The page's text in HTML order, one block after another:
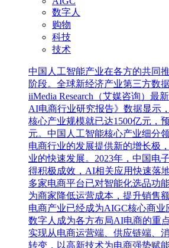
数字人
购物
科技
技术
中国人工智能产业在各方的共同
阶段。全球新经济产业第三方数
iiMedia Research（艾媒咨询）最
AI电商行业研究报告》数据显示
核心产业规模就已达1500亿元，
元。中国人工智能核心产业细分
电商行业的发展提供新的增长极
业的快速发展。2023年，中国电
得积极成效，AI相关应用快速落
多家电商平台已对智能化选品功
为商家降低运营成本，提升销售
电商产业已经成为AIGC核心商业
数字人成为各方布局AI电商的重
实现从电商运营端、供应链端、
转变，以高新技术为电商强势赋能